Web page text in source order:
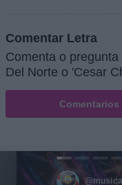
Comentar Letra
Comenta o
Del Norte o 'Cesar
Comentarios